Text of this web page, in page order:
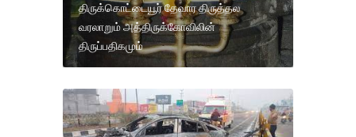
திருக்கொட்டையூர் தேவார திருத்தல
வரலாறும் அத்திருக்கோவிலின்
திருப்பதிகமும்